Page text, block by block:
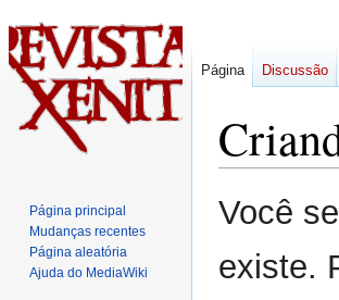
Ir
para
Ir
para
Você
existe.
Página Discussão
Página principal
Mudanças recentes
Página aleatória
Ajuda do MediaWiki